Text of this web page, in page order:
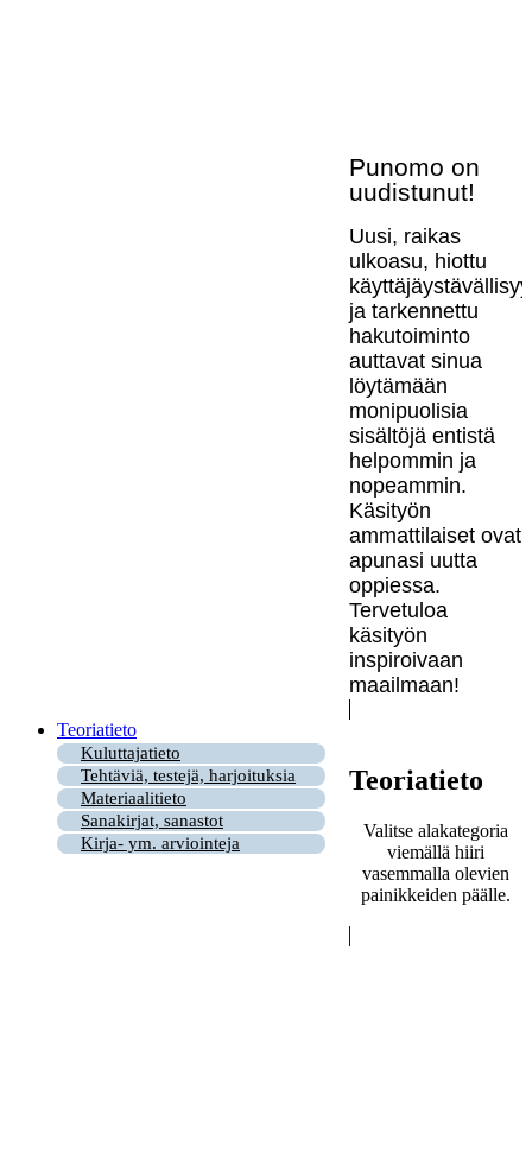
Punomo on
uudistunut!
Uusi, raikas
ulkoasu, hiottu
ja tarkennettu
hakutoiminto
auttavat sinua
löytämään
monipuolisia
sisältöjä entistä
helpommin ja
nopeammin.
Käsityön
ammattilaiset ovat
apunasi uutta
oppiessa.
Tervetuloa
käsityön
inspiroivaan
maailmaan!
Teoriatieto
Kuluttajatieto
Tehtäviä, testejä, harjoituksia
Materiaalitieto
Sanakirjat, sanastot
Kirja- ym. arviointeja
Teoriatieto
Valitse alakategoria
viemällä hiiri
vasemmalla olevien
painikkeiden päälle.